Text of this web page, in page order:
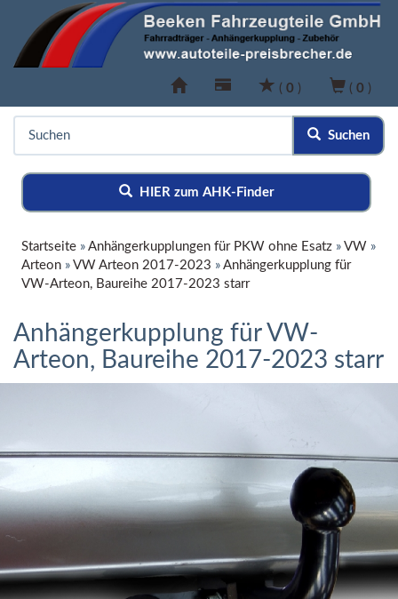
( 0 ) ( 0 )
Suchen
HIER zum AHK-Finder
Startseite » Anhängerkupplungen für PKW ohne Esatz » VW »
Arteon » VW Arteon 2017-2023 » Anhängerkupplung für
VW-Arteon, Baureihe 2017-2023 starr
Anhängerkupplung für VW-
Arteon, Baureihe 2017-2023 starr